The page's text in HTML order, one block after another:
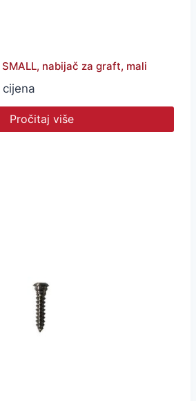
SMALL, nabijač za graft, mali
Pročitaj više